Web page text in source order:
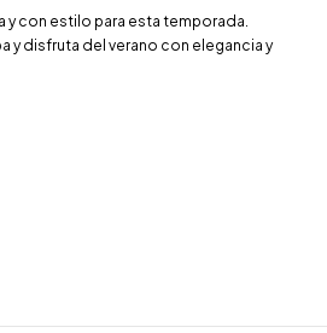
y con estilo para esta temporada.
y disfruta del verano con elegancia y